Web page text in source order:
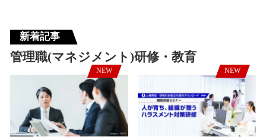
新着記事
管理職(マネジメント)研修・教育
NEW NEW